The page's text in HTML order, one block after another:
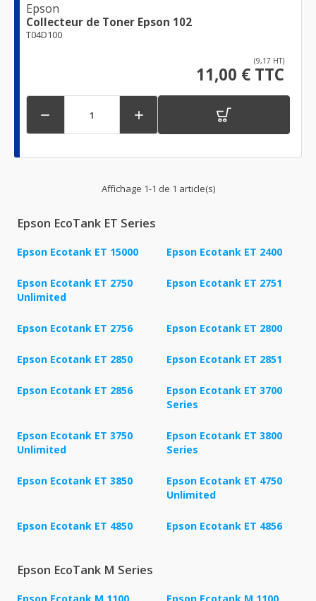
Epson
Collecteur de Toner Epson 102
T04D100
(9,17 HT)
11,00 € TTC
 
Affichage 1-1 de 1 article(s)
Epson EcoTank ET Series
Epson Ecotank ET 15000 Epson Ecotank ET 2400
Epson Ecotank ET 2750
Unlimited
Epson Ecotank ET 2751
Epson Ecotank ET 2756 Epson Ecotank ET 2800
Epson Ecotank ET 2850 Epson Ecotank ET 2851
Epson Ecotank ET 2856
Epson Ecotank ET 3700
Series
Epson Ecotank ET 3750
Unlimited
Epson Ecotank ET 3800
Series
Epson Ecotank ET 3850
Epson Ecotank ET 4750
Unlimited
Epson Ecotank ET 4850 Epson Ecotank ET 4856
Epson EcoTank M Series